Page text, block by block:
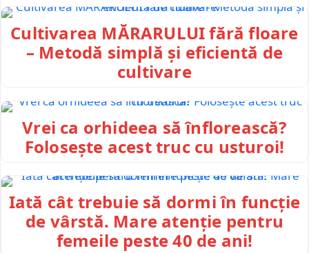
Cultivarea MĂRARULUI fără floare
– Metodă simplă și eficientă de
cultivare
Vrei ca orhideea să înflorească?
Folosește acest truc cu usturoi!
Iată cât trebuie să dormi în funcție
de vârstă. Mare atenție pentru
femeile peste 40 de ani!